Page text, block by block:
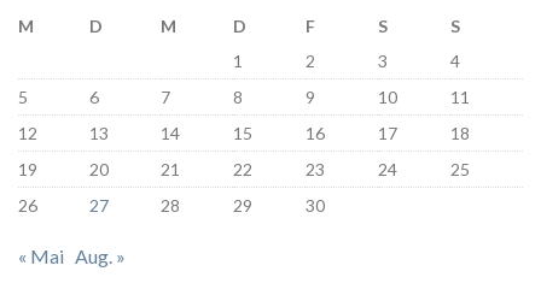
M D M D F S
S
1
2 3
4
5
6 7 8 9 10
11
12
13 14 15 16 17
18
19
20 21 22 23 24
25
26
27 28 29 30
« Mai Aug. »